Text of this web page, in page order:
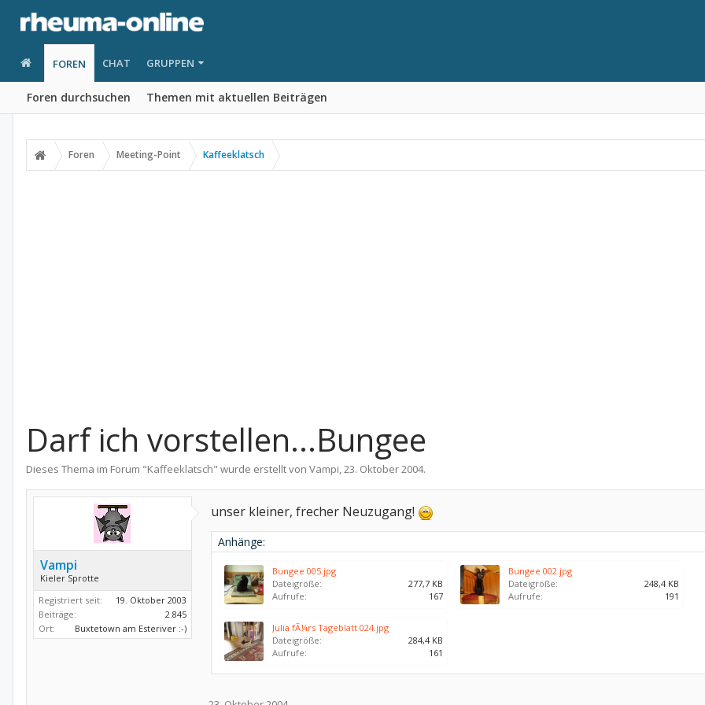
FOREN
Foren durchsuchen Themen mit aktuellen Beiträgen
CHAT GRUPPEN
Foren Meeting-Point Kaffeeklatsch
Darf ich vorstellen...Bungee
Dieses Thema im Forum "Kaffeeklatsch" wurde erstellt von Vampi,23. Oktober 2004.
Vampi
Kieler Sprotte
Registriert seit:
19. Oktober 2003
Beiträge:
2.845
Ort:
Buxtetown am Esteriver :-)
unser kleiner, frecher Neuzugang!
Anhänge:
Bungee 005.jpg
Dateigröße:
277,7 KB
Aufrufe:
167
Bungee 002.jpg
Dateigröße:
248,4 KB
Aufrufe:
191
Julia fÃ¼rs Tageblatt 024.jpg
Dateigröße:
284,4 KB
Aufrufe:
161